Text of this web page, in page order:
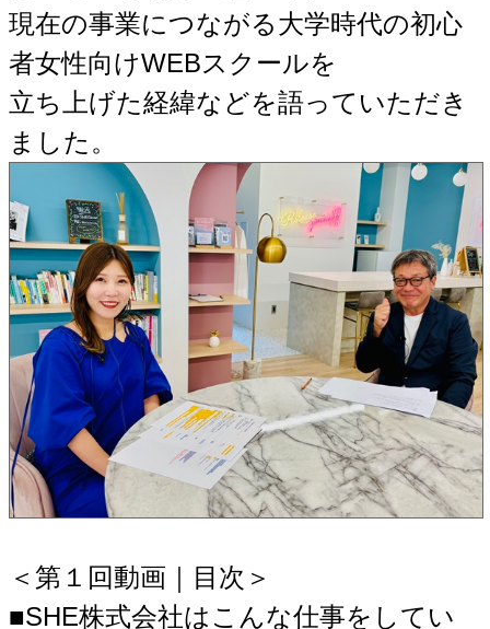
現在の事業につながる大学時代の初心
者女性向けWEBスクールを
立ち上げた経緯などを語っていただき
ました。
＜第１回動画｜目次＞
■SHE株式会社はこんな仕事をしてい